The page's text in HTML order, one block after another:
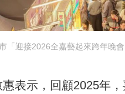
「迎接2026全嘉藝起來跨年晚
惠表示，回顧2025年